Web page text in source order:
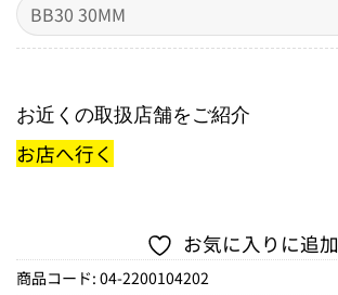
お近くの取扱店舗をご紹介
お店へ行く
お気に入りに追加
商品コード: 04-2200104202